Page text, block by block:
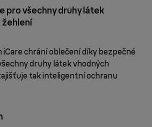
pro všechny druhy látek
žehlení
chrání oblečení díky bezpečné
druhy látek vhodných
tak inteligentní ochranu